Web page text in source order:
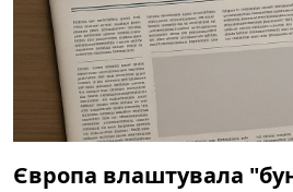
Європа влаштувала